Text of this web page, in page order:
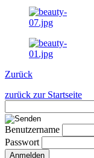
Zurück
zurück zur Startseite
Benutzername
Passwort